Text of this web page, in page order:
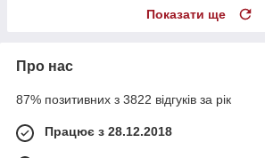
Показати ще
Про нас
87% позитивних з 3822 відгуків за рік
Працює з 28.12.2018